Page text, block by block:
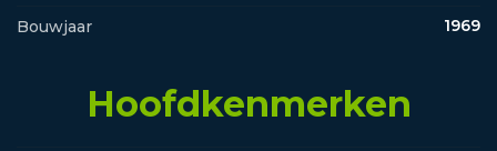
Bouwjaar 1969
Hoofdkenmerken